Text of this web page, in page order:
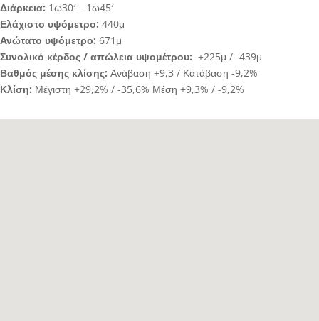
Διάρκεια: 1ω30′ – 1ω45′
Ελάχιστο υψόμετρο: 440μ
Ανώτατο υψόμετρο: 671μ
Συνολικό κέρδος / απώλεια υψομέτρου: +225μ / -439μ
Βαθμός μέσης κλίσης: Ανάβαση +9,3 / Κατάβαση -9,2%
Κλίση: Μέγιστη +29,2% / -35,6% Μέση +9,3% / -9,2%